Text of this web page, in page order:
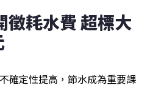
耗水費 超標大
確定性提高，節水成為重要課